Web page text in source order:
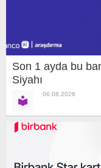
Son 1 ayda bu
Siyahı
06.08.2026